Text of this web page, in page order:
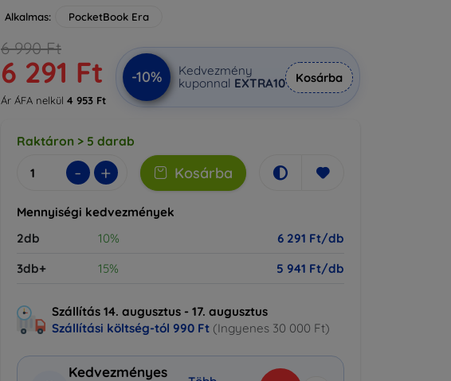
Alkalmas: PocketBook Era
6 990 Ft
6 291 Ft
Ár ÁFA nelkül 4 953 Ft
-10%
Kedvezmény
kuponnal EXTRA10 Kosárba
Raktáron > 5 darab
- + Kosárba
Mennyiségi kedvezmények
2db
10%
6 291 Ft/db
3db+
15% 5 941 Ft/db
Szállítás 14. augusztus - 17. augusztus
Szállítási költség-tól 990 Ft (Ingyenes 30 000 Ft)
Kedvezményes